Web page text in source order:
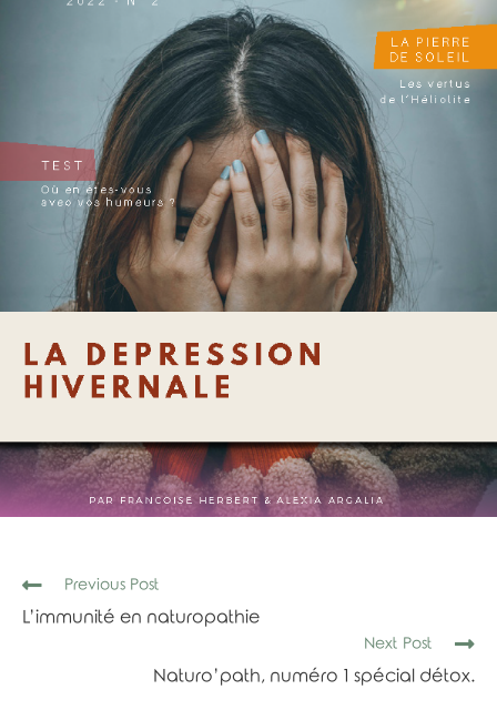
Read
articles
Previous Post
L’immunité en naturopathie
Next Post
Naturo’path, numéro 1 spécial détox.